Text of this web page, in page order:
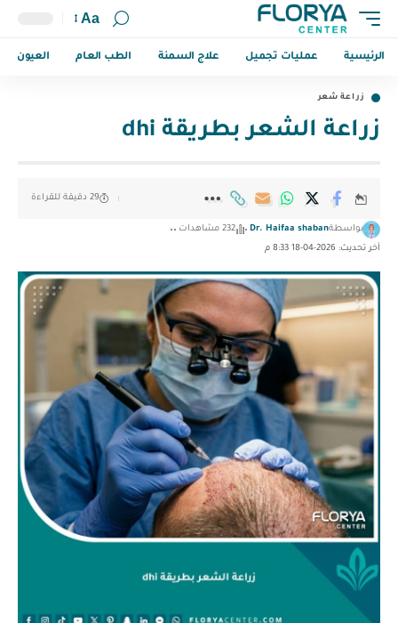
Aa
الرئيسية عمليات تجميل علاج السمنة الطب العام العيون
زراعة شعر
زراعة الشعر بطريقة dhi
آخر تحديث: 2026-04-18 8:33 م
بواسطةDr. Haifaa shaban 232 مشاهدات
29 دقيقة للقراءة